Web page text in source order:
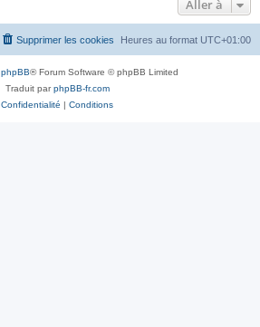
Aller à
Heures au format UTC+01:00
Supprimer les cookies
phpBB® Forum Software © phpBB Limited
Traduit parphpBB-fr.com
Confidentialité | Conditions